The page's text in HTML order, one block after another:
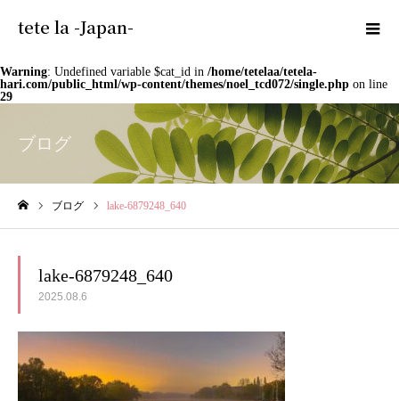
tete la -Japan-
Warning: Undefined variable $cat_id in /home/tetelaa/tetela-
hari.com/public_html/wp-content/themes/noel_tcd072/single.php on line
29
ブログ
ブログ lake-6879248_640
lake-6879248_640
2025.08.6